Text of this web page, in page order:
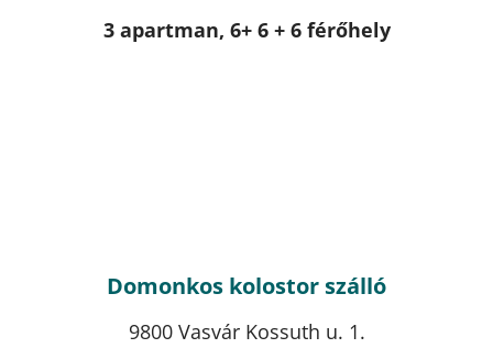
3 apartman, 6+ 6 + 6 férőhely
Domonkos kolostor szálló
9800 Vasvár Kossuth u. 1.